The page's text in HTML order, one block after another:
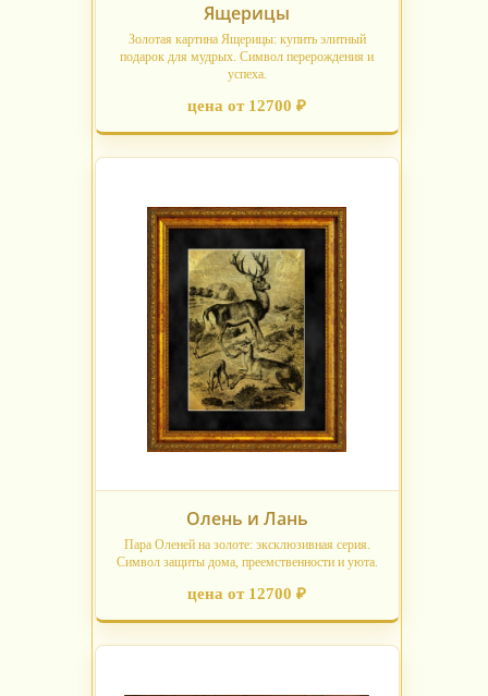
Ящерицы
Золотая картина Ящерицы: купить элитный
подарок для мудрых. Символ перерождения и
успеха.
цена от 12700 ₽
Олень и Лань
Пара Оленей на золоте: эксклюзивная серия.
Символ защиты дома, преемственности и уюта.
цена от 12700 ₽